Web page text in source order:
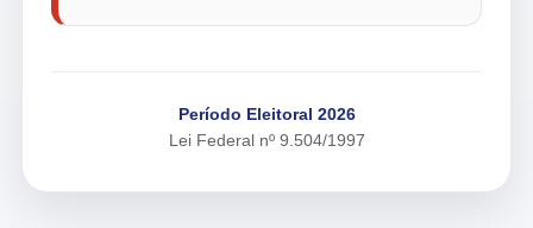
Período Eleitoral 2026
Lei Federal nº 9.504/1997